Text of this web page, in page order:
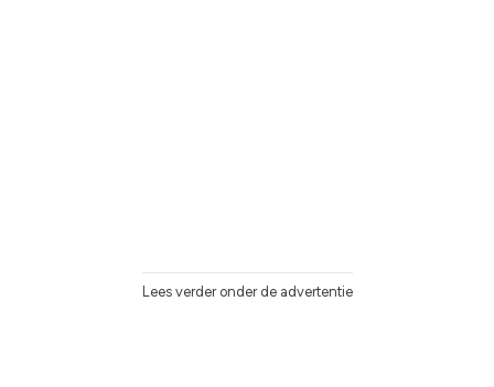
Lees verder onder de advertentie